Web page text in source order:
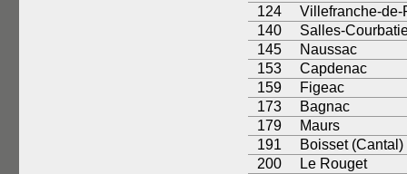
124
Villefranche-de-
140
Salles-
145
Naussac
153
Capdenac
159
Figeac
173
Bagnac
179
Maurs
191
Boisset (Cantal)
200
Le Rouget